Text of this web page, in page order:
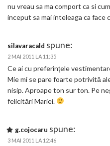
nu vreau sa ma comport ca si
inceput sa mai inteleaga ca face
silavaracald spune:
2 MAI 2011 LA 11:35
Ce ai cu preferințele
Mie mi se pare foarte potrivită
nisip. Aproape ton sur ton. Pe
felicitări Mariei.
g.cojocaru spune:
3 MAI 2011 LA 12:46